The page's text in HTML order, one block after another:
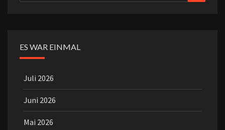
nach:
ES WAR EINMAL
Juli 2026
Juni 2026
Mai 2026